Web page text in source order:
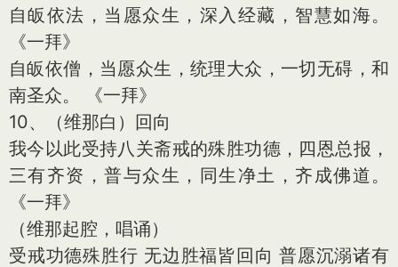
自皈依法，当愿众生，深入经藏，智慧如海。
《一拜》
自皈依僧，当愿众生，统理大众，一切无碍，和
南圣众。 《一拜》
10、（维那白）回向
我今以此受持八关斋戒的殊胜功德，四恩总报，
三有齐资，普与众生，同生净土，齐成佛道。
《一拜》
（维那起腔，唱诵）
受戒功德殊胜行 无边胜福皆回向 普愿沉溺诸有